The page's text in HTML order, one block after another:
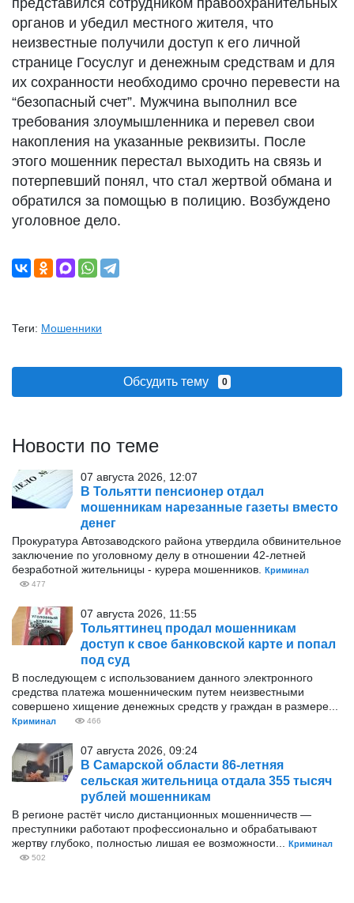
представился сотрудником правоохранительных
органов и убедил местного жителя, что
неизвестные получили доступ к его личной
странице Госуслуг и денежным средствам и для
их сохранности необходимо срочно перевести на
“безопасный счет”. Мужчина выполнил все
требования злоумышленника и перевел свои
накопления на указанные реквизиты. После
этого мошенник перестал выходить на связь и
потерпевший понял, что стал жертвой обмана и
обратился за помощью в полицию. Возбуждено
уголовное дело.
Теги: Мошенники
Обсудить тему 0
Новости по теме
07 августа 2026, 12:07
В Тольятти пенсионер отдал
мошенникам нарезанные газеты вместо
денег
Прокуратура Автозаводского района утвердила обвинительное
заключение по уголовному делу в отношении 42-летней
безработной жительницы - курера мошенников.
Криминал
477
07 августа 2026, 11:55
Тольяттинец продал мошенникам
доступ к свое банковской карте и попал
под суд
В последующем с использованием данного электронного
средства платежа мошенническим путем неизвестными
совершено хищение денежных средств у граждан в размере...
Криминал 466
07 августа 2026, 09:24
В Самарской области 86-летняя
сельская жительница отдала 355 тысяч
рублей мошенникам
В регионе растёт число дистанционных мошенничеств —
преступники работают профессионально и обрабатывают
жертву глубоко, полностью лишая ее возможности...
Криминал
502